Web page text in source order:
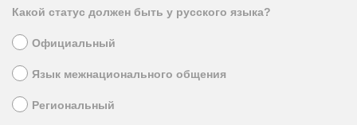
Какой статус должен быть у русского языка?
Официальный
Язык межнационального общения
Региональный